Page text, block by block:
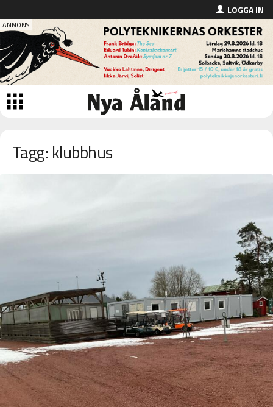
LOGGA IN
Tagg: klubbhus